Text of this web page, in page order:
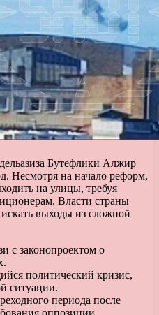
Бутефлики Алжир
Несмотря на начало реформ,
на улицы, требуя
Власти страны
выходы из сложной
с законопроектом о
политический кризис,
ситуации.
периода после
оппозиции.